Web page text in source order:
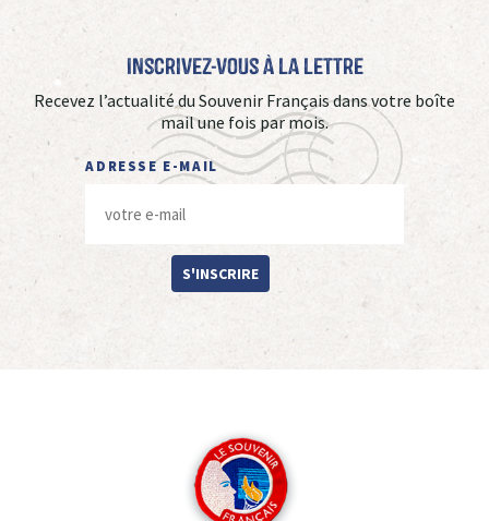
Inscrivez-vous à La Lettre
Recevez l’actualité du Souvenir Français dans votre boîte
mail une fois par mois.
ADRESSE E-MAIL
S'INSCRIRE